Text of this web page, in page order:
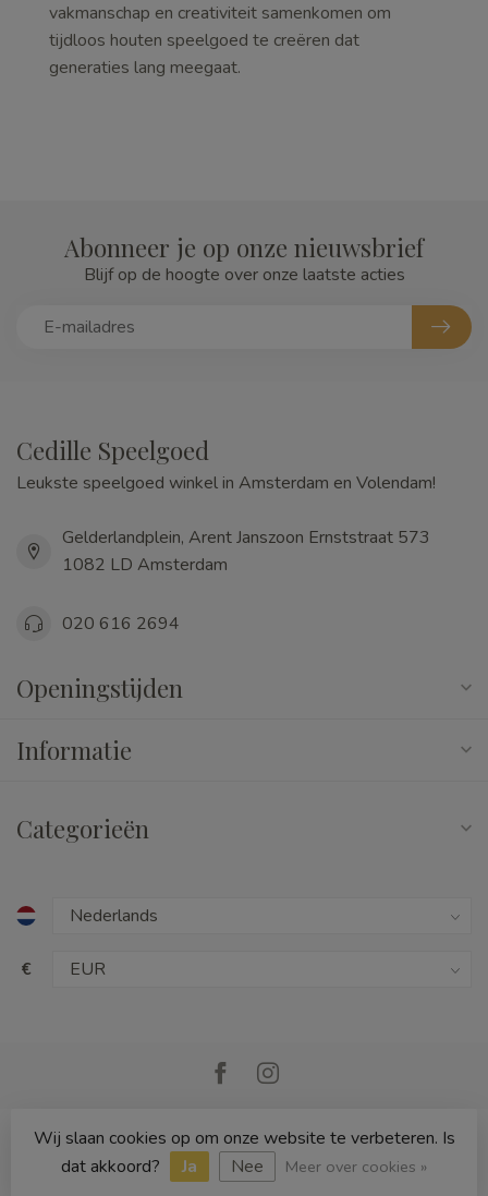
vakmanschap en creativiteit samenkomen om
tijdloos houten speelgoed te creëren dat
generaties lang meegaat.
Abonneer je op onze nieuwsbrief
Blijf op de hoogte over onze laatste acties
Cedille Speelgoed
Leukste speelgoed winkel in Amsterdam en Volendam!
Gelderlandplein, Arent Janszoon Ernststraat 573
1082 LD Amsterdam
020 616 2694
Openingstijden
Informatie
Categorieën
€
© Copyright 2026 Cedille Speelgoed
Wij slaan cookies op om onze website te verbeteren. Is
dat akkoord?
Ja Nee Meer over cookies »